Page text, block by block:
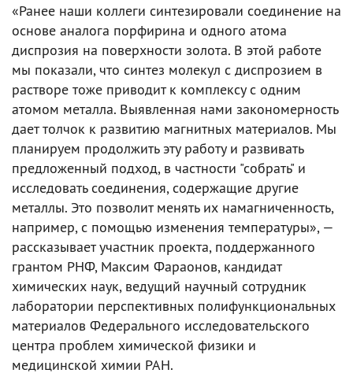
«Ранее наши коллеги синтезировали соединение на
основе аналога порфирина и одного атома
диспрозия на поверхности золота. В этой работе
мы показали, что синтез молекул с диспрозием в
растворе тоже приводит к комплексу с одним
атомом металла. Выявленная нами закономерность
дает толчок к развитию магнитных материалов. Мы
планируем продолжить эту работу и развивать
предложенный подход, в частности "собрать" и
исследовать соединения, содержащие другие
металлы. Это позволит менять их намагниченность,
например, с помощью изменения температуры», —
рассказывает участник проекта, поддержанного
грантом РНФ, Максим Фараонов, кандидат
химических наук, ведущий научный сотрудник
лаборатории перспективных полифункциональных
материалов Федерального исследовательского
центра проблем химической физики и
медицинской химии РАН.